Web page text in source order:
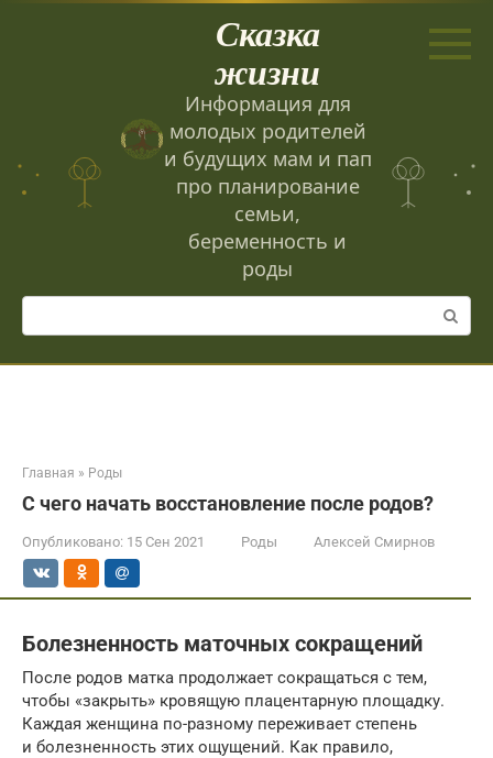
Сказка
жизни
Информация для
молодых родителей
и будущих мам и пап
про планирование
семьи,
беременность и
роды
Поиск:
Главная » Роды
С чего начать восстановление после родов?
Опубликовано: 15 Сен 2021 Роды Алексей Смирнов
Болезненность маточных сокращений
После родов матка продолжает сокращаться с тем,
чтобы «закрыть» кровящую плацентарную площадку.
Каждая женщина по-разному переживает степень
и болезненность этих ощущений. Как правило,